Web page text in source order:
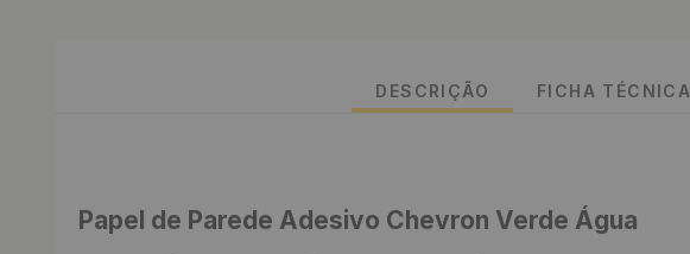
DESCRIÇÃO FICHA TÉCNICA
Papel de Parede Adesivo Chevron Verde Água